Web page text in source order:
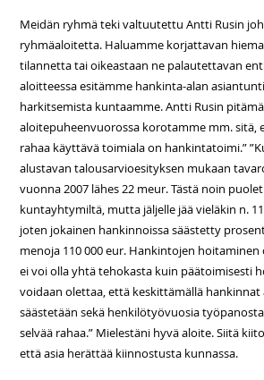
Meidän ryhmä teki valtuutettu Antti Rusin
ryhmäaloitetta. Haluamme korjattavan
tilannetta tai oikeastaan ne palautettavan
aloitteessa esitämme hankinta-alan
harkitsemista kuntaamme. Antti Rusin
aloitepuheenvuorossa korotamme mm. sitä,
rahaa käyttävä toimiala on hankintatoimi.”
alustavan talousarvioesityksen mukaan
vuonna 2007 lähes 22 meur. Tästä noin
kuntayhtymiltä, mutta jäljelle jää vieläkin n.
joten jokainen hankinnoissa säästetty
menoja 110 000 eur. Hankintojen
ei voi olla yhtä tehokasta kuin päätoimisesti
voidaan olettaa, että keskittämällä
säästetään sekä henkilötyövuosia
selvää rahaa.” Mielestäni hyvä aloite. Siitä
että asia herättää kiinnostusta kunnassa.